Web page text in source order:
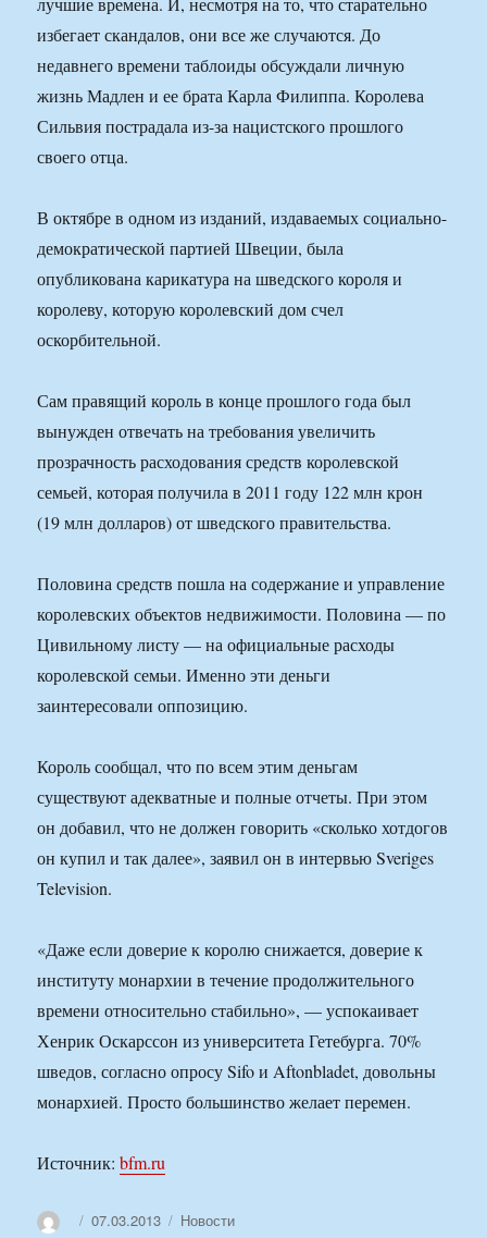
избегает скандалов, они все же случаются. До
недавнего времени таблоиды обсуждали личную
жизнь Мадлен и ее брата Карла Филиппа. Королева
Сильвия пострадала из-за нацистского прошлого
своего отца.
В октябре в одном из изданий, издаваемых социально-
демократической партией Швеции, была
опубликована карикатура на шведского короля и
королеву, которую королевский дом счел
оскорбительной.
Сам правящий король в конце прошлого года был
вынужден отвечать на требования увеличить
прозрачность расходования средств королевской
семьей, которая получила в 2011 году 122 млн крон
(19 млн долларов) от шведского правительства.
Половина средств пошла на содержание и управление
королевских объектов недвижимости. Половина — по
Цивильному листу — на официальные расходы
королевской семьи. Именно эти деньги
заинтересовали оппозицию.
Король сообщал, что по всем этим деньгам
существуют адекватные и полные отчеты. При этом
он добавил, что не должен говорить «сколько хотдогов
он купил и так далее», заявил он в интервью Sveriges
Television.
«Даже если доверие к королю снижается, доверие к
институту монархии в течение продолжительного
времени относительно стабильно», — успокаивает
Хенрик Оскарссон из университета Гетебурга. 70%
шведов, согласно опросу Sifo и Aftonbladet, довольны
монархией. Просто большинство желает перемен.
Источник:bfm.ru
АвторОпубликовано
07.03.2013 Рубрики
Новости